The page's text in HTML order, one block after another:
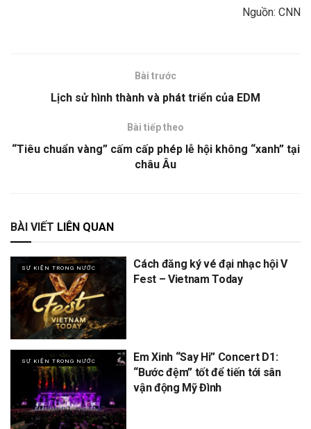
Nguồn: CNN
Bài trước
Lịch sử hình thành và phát triển của EDM
Bài tiếp theo
“Tiêu chuẩn vàng” cấm cấp phép lễ hội không “xanh” tại
châu Âu
BÀI VIẾT LIÊN QUAN
SỰ KIỆN TRONG NƯỚC
Cách đăng ký vé đại nhạc hội V
Fest – Vietnam Today
SỰ KIỆN TRONG NƯỚC
Em Xinh “Say Hi” Concert D1:
“Bước đệm” tốt để tiến tới sân
vận động Mỹ Đình